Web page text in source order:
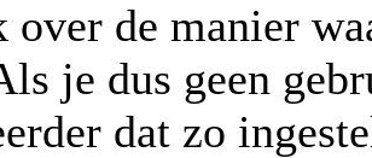
over de manier
je dus geen
dat zo